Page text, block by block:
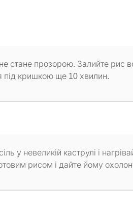
стане прозорою. Залийте рис
під кришкою ще 10 хвилин.
у невеликій каструлі і
рисом і дайте йому